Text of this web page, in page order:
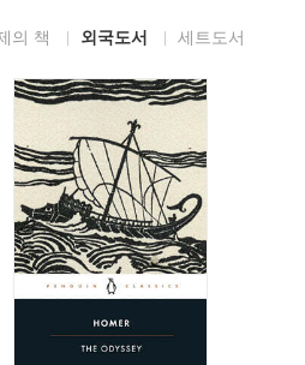
의 책 외국도서 세트도서